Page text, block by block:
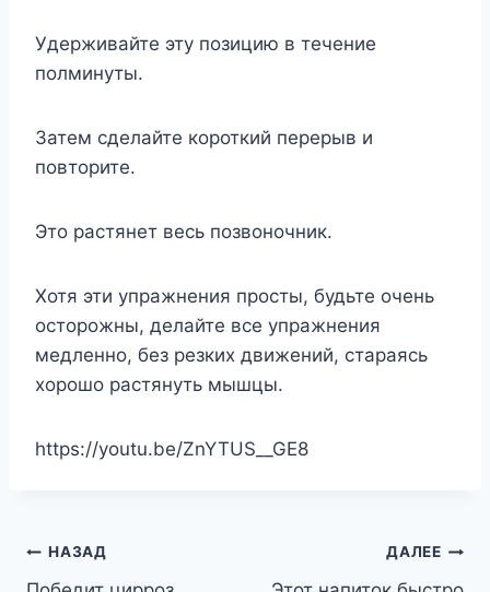
Удерживайте эту позицию в течение
полминуты.
Затем сделайте короткий перерыв и
повторите.
Это растянет весь позвоночник.
Хотя эти упражнения просты, будьте очень
осторожны, делайте все упражнения
медленно, без резких движений, стараясь
хорошо растянуть мышцы.
https://youtu.be/ZnYTUS__GE8
Навигация
НАЗАД ДАЛЕЕ